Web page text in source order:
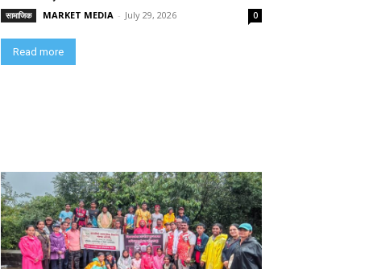
सामाजिक MARKET MEDIA - July 29, 2026 0
Read more